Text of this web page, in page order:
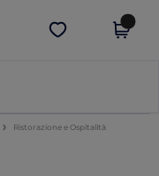
Scarica app
Ristorazione e Ospitalità